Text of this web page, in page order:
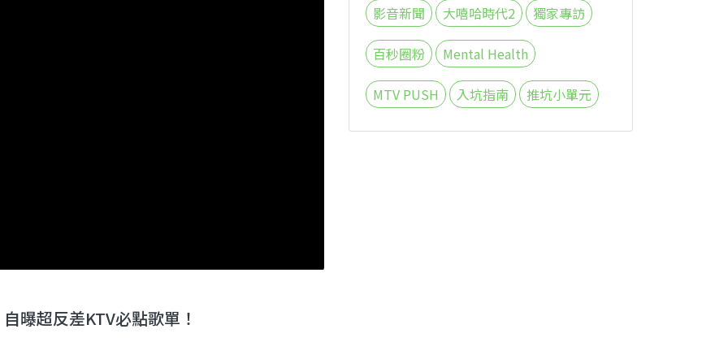
影音新聞 大嘻哈時代2 獨家專訪
百秒圈粉 Mental Health
MTV PUSH 入坑指南 推坑小單元
曝超反差KTV必點歌單！